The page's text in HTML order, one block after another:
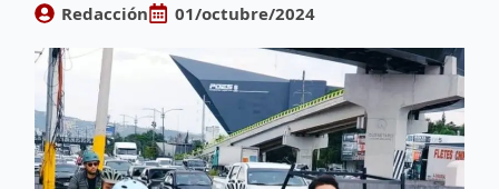
Redacción 01/octubre/2024